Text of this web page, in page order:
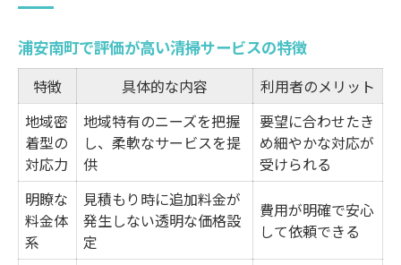
浦安南町で評価が高い清掃サービスの特徴
特徴 具体的な内容
利用者のメリット
地域密
着型の
対応力
地域特有のニーズを把握
し、柔軟なサービスを提
供
要望に合わせたき
め細やかな対応が
受けられる
明瞭な
料金体
系
見積もり時に追加料金が
発生しない透明な価格設
定
費用が明確で安心
して依頼できる